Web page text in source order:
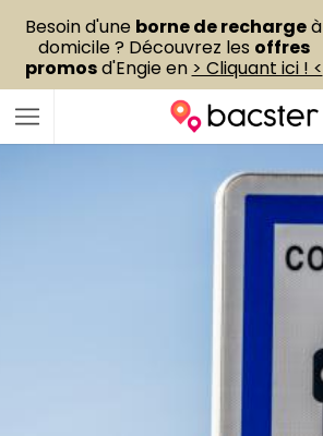
Besoin d'une borne de rechargeà
domicile ? Découvrez les offres
promosd'Engie en > Cliquant ici ! <